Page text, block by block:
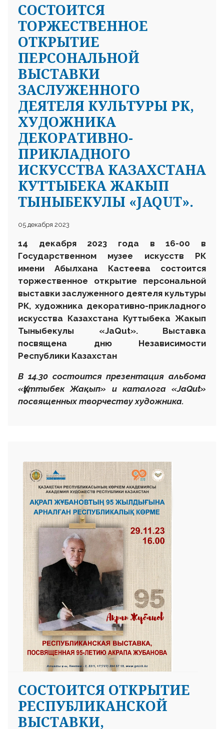
СОСТОИТСЯ
ТОРЖЕСТВЕННОЕ
ОТКРЫТИЕ
ПЕРСОНАЛЬНОЙ
ВЫСТАВКИ
ЗАСЛУЖЕННОГО
ДЕЯТЕЛЯ КУЛЬТУРЫ РК,
ХУДОЖНИКА
ДЕКОРАТИВНО-
ПРИКЛАДНОГО
ИСКУССТВА КАЗАХСТАНА
КУТТЫБЕКА ЖАКЫП
ТЫНЫБЕКУЛЫ «JAQUT».
05 декабря 2023
14 декабря 2023 года в 16-00 в
Государственном музее искусств РК
имени Абылхана Кастеева состоится
торжественное открытие персональной
выставки заслуженного деятеля культуры
РК, художника декоративно-прикладного
искусства Казахстана Куттыбека Жакып
Тыныбекулы «JaQut». Выставка
посвящена дню Независимости
Республики Казахстан
В 14.30 состоится презентация альбома
«Құттыбек Жақып» и каталога «JaQut»
посвященных творчеству художника.
СОСТОИТСЯ ОТКРЫТИЕ
РЕСПУБЛИКАНСКОЙ
ВЫСТАВКИ,